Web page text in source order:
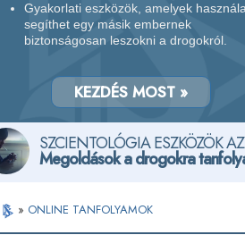
Gyakorlati eszközök, amelyek
segíthet egy másik embernek
biztonságosan leszokni a drogokról.
KEZDÉS MOST »
SZCIENTOLÓGIA ESZKÖZÖK
Megoldások a drogokra
» ONLINE TANFOLYAMOK